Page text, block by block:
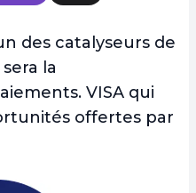
des catalyseurs de
la
VISA qui
offertes par